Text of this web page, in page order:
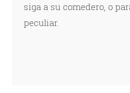
siga a su comedero, o
peculiar.